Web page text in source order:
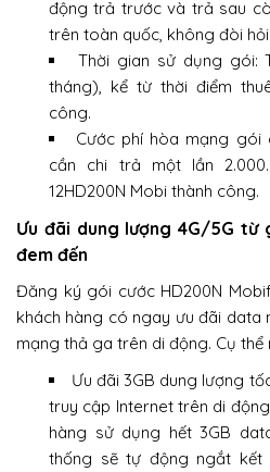
động trả trước và trả sau
trên toàn quốc, không đòi
Thời gian sử dụng gói:
tháng), kể từ thời điểm
công.
Cước phí hòa mạng gói
cần chi trả một lần
12HD200N Mobi thành công.
Ưu đãi dung lượng 4G/5G từ
đem đến
Đăng ký gói cước HD200N
khách hàng có ngay ưu đãi data
mạng thả ga trên di động. Cụ thể
Ưu đãi 3GB dung lượng
truy cập Internet trên di
hàng sử dụng hết 3GB
thống sẽ tự động ngắt kết